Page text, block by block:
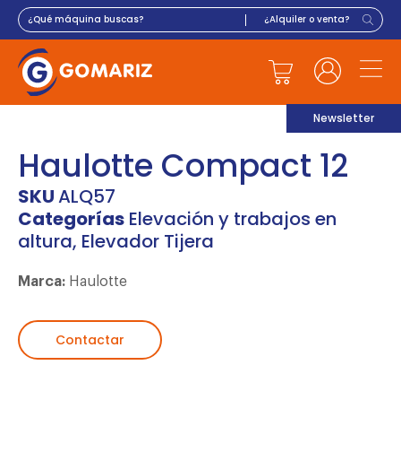
Newsletter
Haulotte Compact 12
SKUALQ57
Categorías Elevación y trabajos en
altura, Elevador Tijera
Marca: Haulotte
Contactar